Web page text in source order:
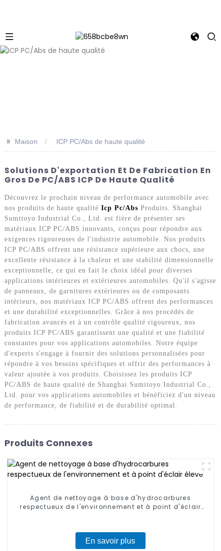
>> Maison ICP PC/Abs de haute qualité
Solutions D'exportation Et De Fabrication En
Gros De PC/ABS ICP De Haute Qualité
Découvrez le prochain niveau de performance automobile avec
nos produits de haute qualité Icp Pc/Abs Produits. Shanghai
Sumitoyo Industrial Co., Ltd. est fière de présenter ses
matériaux ICP PC/ABS innovants, conçus pour répondre aux
exigences rigoureuses de l'industrie automobile. Nos produits
ICP PC/ABS offrent une résistance supérieure aux chocs, une
excellente résistance à la chaleur et une stabilité dimensionnelle
exceptionnelle, ce qui en fait le choix idéal pour diverses
applications intérieures et extérieures automobiles. Qu'il s'agisse
de panneaux, de garnitures extérieures ou de composants
intérieurs, nos matériaux ICP PC/ABS offrent des performances
et une durabilité exceptionnelles. Grâce à nos procédés de
fabrication avancés et à un contrôle qualité rigoureux, nos
produits ICP PC/ABS garantissent une qualité et une fiabilité
constantes pour vos applications automobiles. Notre équipe
d'experts s'engage à fournir des solutions personnalisées pour
répondre à vos besoins spécifiques et offrir des performances à
valeur ajoutée à vos produits. Choisissez les produits ICP
PC/ABS de haute qualité de Shanghai Sumitoyo Industrial Co.,
Ltd. pour vos applications automobiles et bénéficiez d'un niveau
de performance, de fiabilité et de durabilité optimal.
Produits Connexes
Agent de nettoyage à base d'hydrocarbures
respectueux de l'environnement et à point d'éclair
En savoir plus